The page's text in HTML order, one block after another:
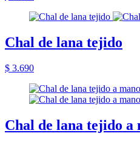
Chal de lana tejido
$ 3.690
Chal de lana tejido a